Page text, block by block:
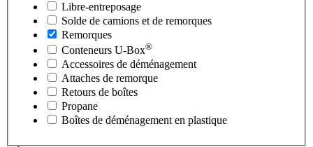
Libre-entreposage
Solde de camions et de remorques
Remorques
Conteneurs U-Box®
Accessoires de déménagement
Attaches de remorque
Retours de boîtes
Propane
Boîtes de déménagement en plastique